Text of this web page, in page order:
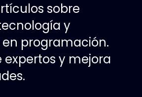
sobre
y
programación.
expertos y mejora